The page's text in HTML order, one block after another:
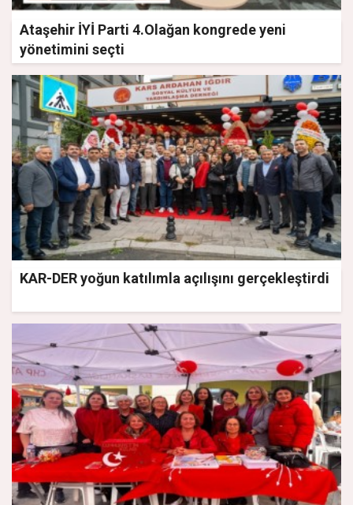
Ataşehir İYİ Parti 4.Olağan kongrede yeni
yönetimini seçti
KAR-DER yoğun katılımla açılışını gerçekleştirdi